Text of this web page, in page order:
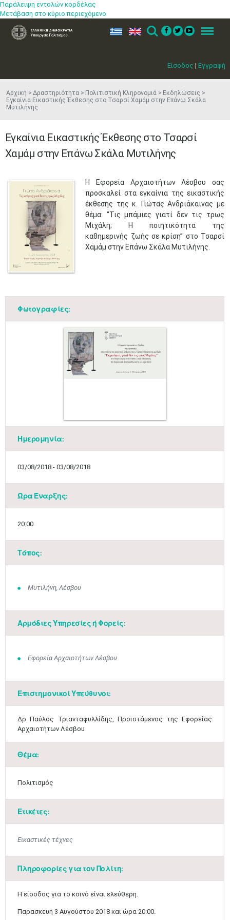
Παράλειψη εντολών κορδέλας
Μετάβαση στο κύριο περιεχόμενο
Είσοδος | Εγγραφή
ελ en Search Menu
Αρχική Δραστηριότητα Πολιτιστική Κληρονομιά
Εκδηλώσεις
Εγκαίνια Εικαστικής Έκθεσης στο Τσαρσί Χαμάμ στην Επάνω Σκάλα
Μυτιλήνης
Εγκαίνια Εικαστικής Έκθεσης στο Τσαρσί
Χαμάμ στην Επάνω Σκάλα Μυτιλήνης
Η Εφορεία Αρχαιοτήτων Λέσβου σας
προσκαλεί στα εγκαίνια της εικαστικής
έκθεσης της κ. Γιώτας Ανδριάκαινας με
θέμα: “Τις μπάμιες γιατί δεν τις τρως
Μιχάλη; Η ποιητικότητα της
καθημερινής ζωής σε κρίση” στο Τσαρσί
Χαμάμ στην Επάνω Σκάλα Μυτιλήνης.
Φωτογραφίες:
Ημερομηνία:
03/08/2018 - 03/08/2018
Ώρα Έναρξης:
20:00​
Τόπος:
Μυτιλήνη, Λέσβου
Αρμόδιες Υπηρεσίες ή Φορείς:
Εφορεία Αρχαιοτήτων Λέσβου
Επιστημονικοί Υπεύθυνοι:
​Δρ Παύλος Τριανταφυλλίδης, Προϊστάμενος της Εφορείας
Αρχαιοτήτων Λέσβου​
Θέμα:
Πολιτισμός
Ετικέτες:
Εικαστικές τέχνες
Πληροφορίες για τον Πολίτη:
​Η είσοδος για το κοινό είναι ελεύθερη.
Παρασκευή 3 Αυγούστου 2018 και ώρα 20:00.​
• •
• •
5
• • • • •
• • • •